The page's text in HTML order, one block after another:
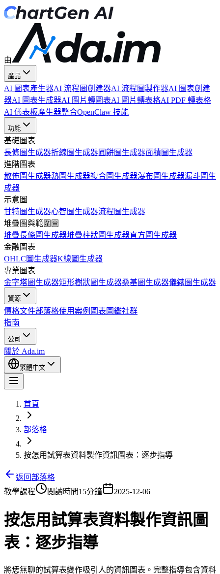
由
產品
AI 圖表產生器AI 流程圖創建器AI 流程圖製作器AI 圖表創建
器AI 圖表生成器AI 圖片轉圖表AI 圖片轉表格AI PDF 轉表格
AI 儀表板產生器整合OpenClaw 技能
功能
基礎圖表
長條圖生成器折線圖生成器圓餅圖生成器面積圖生成器
進階圖表
散佈圖生成器熱圖生成器複合圖生成器瀑布圖生成器漏斗圖生
成器
示意圖
甘特圖生成器心智圖生成器流程圖生成器
堆疊圖與範圍圖
堆疊長條圖生成器堆疊柱狀圖生成器直方圖生成器
金融圖表
OHLC圖生成器K線圖生成器
專業圖表
金字塔圖生成器矩形樹狀圖生成器桑基圖生成器儀錶圖生成器
資源
價格文件部落格使用案例 圖表圖鑑社群
指南
公司
關於 Ada.im
繁體中文
首頁
部落格
按怎用試算表資料製作資訊圖表：逐步指導
返回部落格
教學課程
閱讀時間15分鐘 2025-12-06
按怎用試算表資料製作資訊圖
表：逐步指導
將恁無聊的試算表變作吸引人的資訊圖表。完整指導包含資料